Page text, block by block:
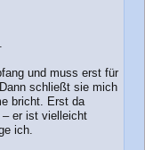
und muss erst für
schließt sie mich
bricht. Erst da
– er ist vielleicht
ich.